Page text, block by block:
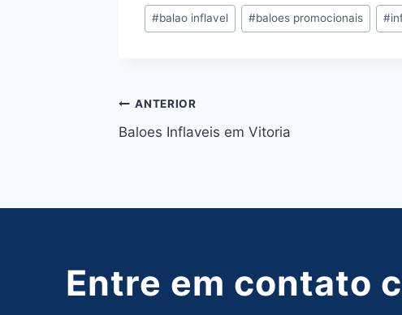
Tags
do
#balao inflavel #baloes promocionais #
Navegação
de
ANTERIOR
Baloes Inflaveis em Vitoria
Entre em contato